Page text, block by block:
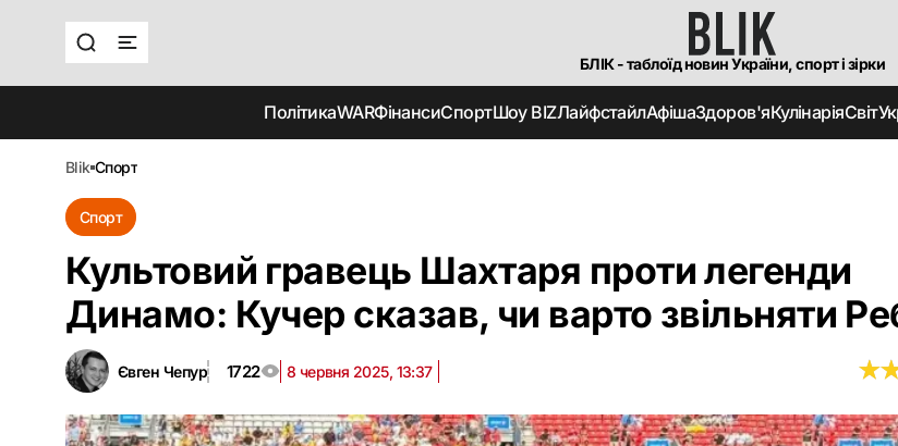
БЛІК - таблоїд новин України, спорт і зірки
ПолітикаWARФінансиСпортШоу BIZЛайфстайлАфішаЗдоров'яКулінаріяСвіт
blik спорт
Спорт
Культовий гравець Шахтаря проти легенди
Динамо: Кучер сказав, чи варто звільняти
Євген Чепур 1722 8 червня 2025, 13:37 ★
★